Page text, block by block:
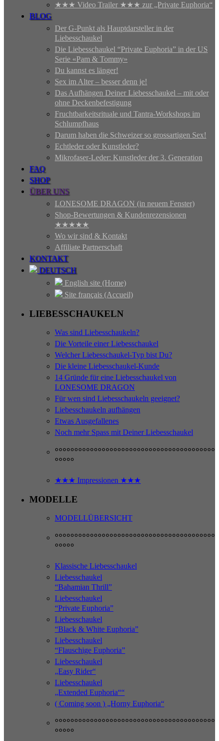
★★★ Video Trailer ★★★ zur „Private Euphoria“
BLOG
Der G-Punkt als Hauptdarsteller in der
Liebesschaukel
Die Liebesschaukel “Private Euphoria” in der US
Serie «Pam & Tommy»
Du kannst es länger!
Sex im Alter – besser denn je!
Das Aufhängen Deiner Liebesschaukel – mit oder
ohne Deckenbefestigung
Fruchtbarkeitsrituale und Tantra-Workshops im
Schlumpfhaus
Darum haben die Schweizer so grossartigen Sex!
Echtleder oder Kunstleder?
Mikrofaser-Leder: Kunstleder der 3. Generation
FAQ
SHOP
ÜBER UNS
LONESOME DRAGON (in neuem Fenster)
Shop-Bewertungen & Kundenrezensionen
★★★★★
Wo wir sind & Kontakt
Affiliate Partnerschaft
KONTAKT
DEUTSCH
English site (Home)
Site français (Accueil)
LIEBESSCHAUKELN
Was sind Liebesschaukeln?
Die Vorteile einer Liebesschaukel
Welcher Liebesschaukel-Typ bist Du?
Die kleine Liebesschaukel-Kunde
14 Gründe für eine Liebesschaukel von
LONESOME DRAGON
Für wen sind Liebesschaukeln geeignet?
Liebesschaukeln aufhängen
Etwas Ausgefallenes
Noch mehr Spass mit Deiner Liebesschaukel
°°°°°°°°°°°°°°°°°°°°°°°°°°°°°°°°°°°°°°°°°
°°°°°
★★★ Impressionen ★★★
MODELLE
MODELLÜBERSICHT
°°°°°°°°°°°°°°°°°°°°°°°°°°°°°°°°°°°°°°°°°
°°°°°
Klassische Liebesschaukel
Liebesschaukel
“Bahamian Thrill”
Liebesschaukel
“Private Euphoria”
Liebesschaukel
“Black & White Euphoria”
Liebesschaukel
“Flauschige Euphoria”
Liebesschaukel
„Easy Rider“
Liebesschaukel
„Extended Euphoria““
( Coming soon ) „Horny Euphoria“
°°°°°°°°°°°°°°°°°°°°°°°°°°°°°°°°°°°°°°°°°
°°°°°